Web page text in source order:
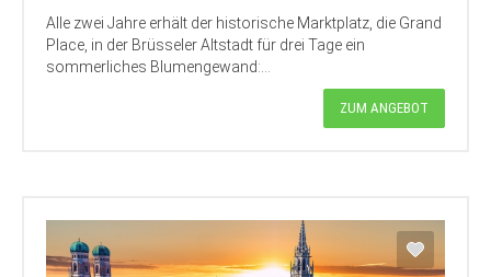
Alle zwei Jahre erhält der historische Marktplatz, die Grand
Place, in der Brüsseler Altstadt für drei Tage ein
sommerliches Blumengewand:...
ZUM ANGEBOT